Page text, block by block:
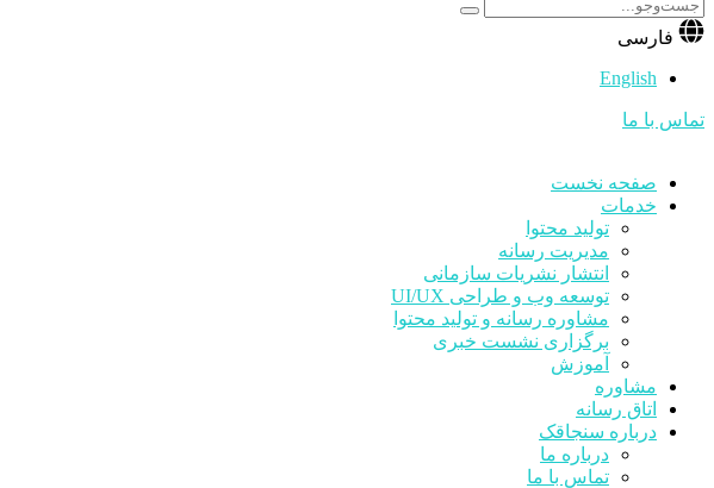
فارسی
English
تماس با ما
صفحه نخست
خدمات
تولید محتوا
مدیریت رسانه
انتشار نشریات سازمانی
توسعه وب و طراحی UI/UX
مشاوره رسانه و تولید محتوا
برگزاری نشست خبری
آموزش
مشاوره
اتاق رسانه
درباره سنجاقک
درباره ما
تماس با ما